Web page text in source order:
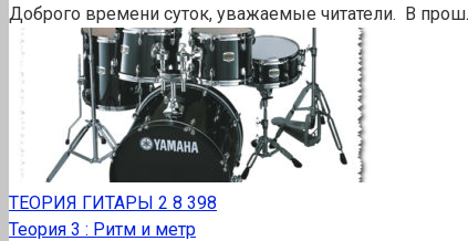
Доброго времени суток, уважаемые читатели. В
ТЕОРИЯ ГИТАРЫ 2 8 398
Теория 3 : Ритм и метр